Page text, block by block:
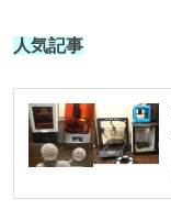
人気記事